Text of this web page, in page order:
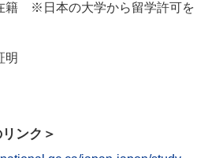
籍 ※日本の大学から留学許可を
明
ンク＞